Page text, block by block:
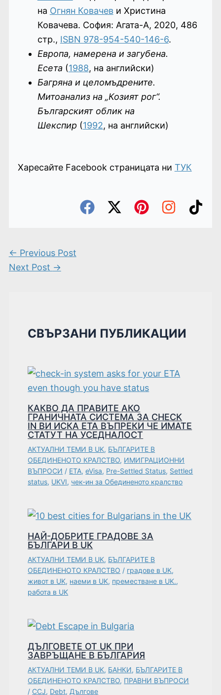
на Огнян Ковачеви Христина
Ковачева. София: Агата-А, 2020, 486
стр., ISBN 978-954-540-146-6.
Европа, намерена и загубена.
Есета (1988, на английски)
Багряна и целомъдрените.
Митоанализ на „Козият рог“.
Българският облик на
Шекспир (1992, на английски)
Харесайте Facebook страницата ни ТУК
← Previous Post
Next Post →
СВЪРЗАНИ ПУБЛИКАЦИИ
КАКВО ДА ПРАВИТЕ АКО
ГРАНИЧНАТА СИСТЕМА ЗА CHECK
IN ВИ ИСКА ETA ВЪПРЕКИ ЧЕ ИМАТЕ
СТАТУТ НА УСЕДНАЛОСТ
АКТУАЛНИ ТЕМИ В UK, БЪЛГАРИТЕ В
ОБЕДИНЕНОТО КРАЛСТВО, ИМИГРАЦИОННИ
ВЪПРОСИ / ETA,eVisa, Pre-Settled Status, Settled
status, UKVI, чек-ин за Обединеното кралство
НАЙ-ДОБРИТЕ ГРАДОВЕ ЗА
БЪЛГАРИ В UK
АКТУАЛНИ ТЕМИ В UK, БЪЛГАРИТЕ В
ОБЕДИНЕНОТО КРАЛСТВО / градове в UK,
живот в UK, наеми в UK, преместване в UK.,
работа в UK
ДЪЛГОВЕТЕ ОТ UK ПРИ
ЗАВРЪЩАНЕ В БЪЛГАРИЯ
АКТУАЛНИ ТЕМИ В UK, БАНКИ, БЪЛГАРИТЕ В
ОБЕДИНЕНОТО КРАЛСТВО, ПРАВНИ ВЪПРОСИ
/ CCJ, Debt, Дългове